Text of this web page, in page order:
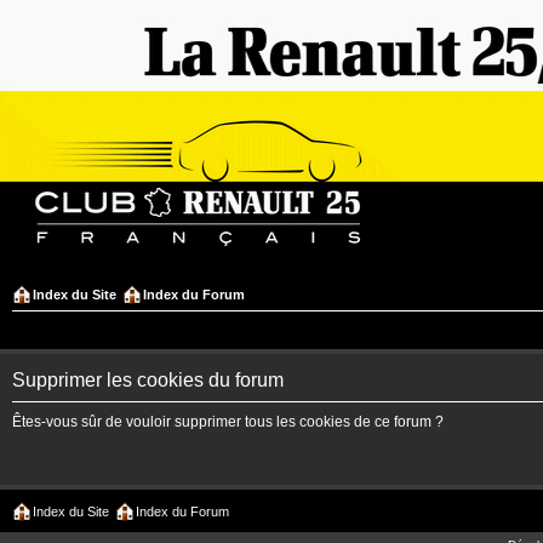
Index du Site Index du Forum
Supprimer les cookies du forum
Êtes-vous sûr de vouloir supprimer tous les cookies de ce forum ?
Index du Site Index du Forum